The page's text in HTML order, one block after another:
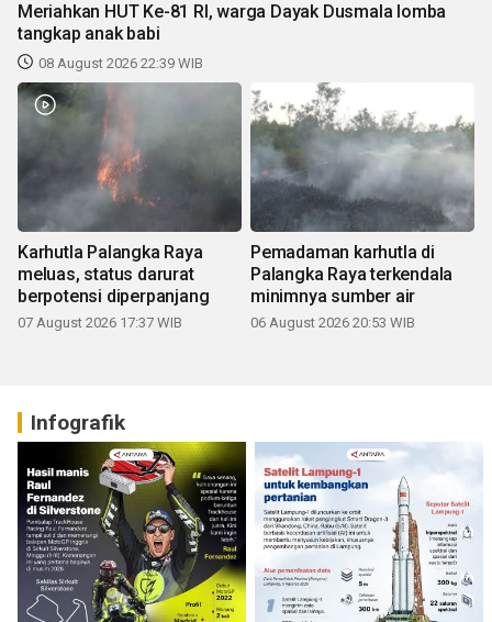
Meriahkan HUT Ke-81 RI, warga Dayak Dusmala lomba
tangkap anak babi
08 August 2026 22:39 WIB
Karhutla Palangka Raya
meluas, status darurat
berpotensi diperpanjang
07 August 2026 17:37 WIB
Pemadaman karhutla di
Palangka Raya terkendala
minimnya sumber air
06 August 2026 20:53 WIB
Infografik